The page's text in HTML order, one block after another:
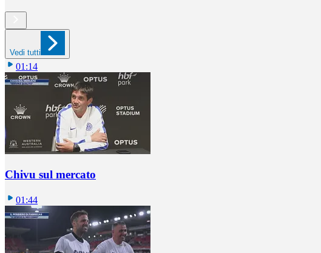
Vedi tutti
01:14
Chivu sul mercato
01:44